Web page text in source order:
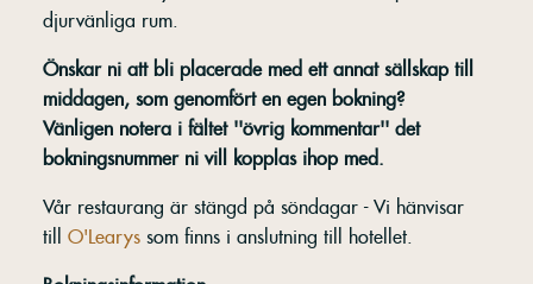
djurvänliga rum.
Önskar ni att bli placerade med ett annat sällskap till
middagen, som genomfört en egen bokning?
Vänligen notera i fältet ''övrig kommentar'' det
bokningsnummer ni vill kopplas ihop med.
Vår restaurang är stängd på söndagar - Vi hänvisar
till O'Learyssom finns i anslutning till hotellet.